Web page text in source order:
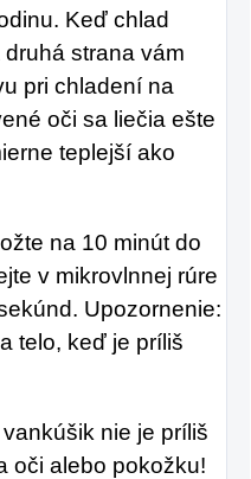
Keď chlad
strana vám
pri chladení na
oči sa liečia ešte
teplejší ako
na 10 minút do
v mikrovlnnej rúre
Upozornenie:
telo, keď je príliš
nie je príliš
oči alebo pokožku!